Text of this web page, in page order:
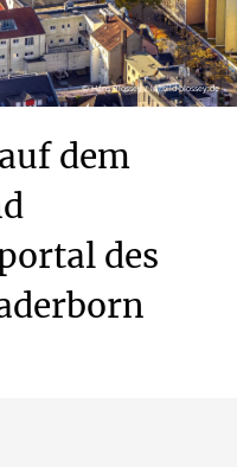
ANSEHEN
© Hans Blossey / luftbild-blossey.de
© Hans Blossey / luftbild-blossey.de
auf dem
des